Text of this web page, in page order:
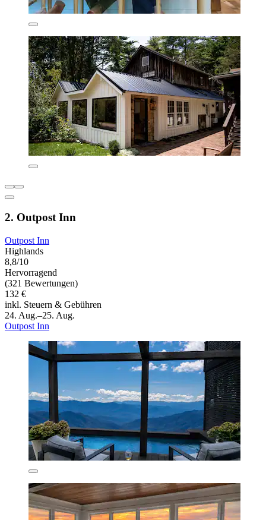
2. Outpost Inn
Outpost Inn
Highlands
8,8/10
Hervorragend
(321 Bewertungen)
132 €
inkl. Steuern & Gebühren
24. Aug.–25. Aug.
Outpost Inn